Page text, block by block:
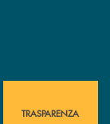
di Banca
immediata?
TRASPARENZA